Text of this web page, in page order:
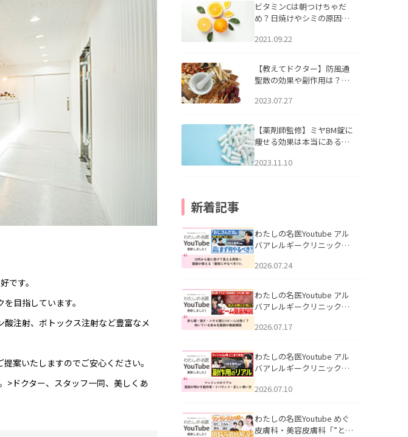
です。
目指しています。
注射、ボトックス注射など豊富なメ
案いたしますのでご安心ください。
>ドクター、スタッフ一同、美しくあ
ビタミンCは朝つけちゃだ
め？日焼けやシミの原因に
2021.09.22
【教えてドクター】防風通
聖散の効果や副作用は？長
2023.07.27
【薬剤師監修】ミヤBM錠に
痩せる効果は本当にある
2023.11.10
新着記事
わたしの名医Youtube アル
バアレルギークリニック札
える男性へ｜医師が教える
公開いたしました。
2026.07.24
わたしの名医Youtube アル
バアレルギークリニック札
跡にVビームは効く？向いて
説」を公開いたしました。
2026.07.17
わたしの名医Youtube アル
バアレルギークリニック札
医師が明かす副作用・リバ
公開いたしました。
2026.07.10
わたしの名医Youtube めぐ
皮膚科・美容皮膚科「”とお